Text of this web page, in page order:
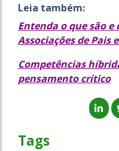
Leia também:
Entenda o que são
Associações de Pais
Competências
pensamento crítico
Tags